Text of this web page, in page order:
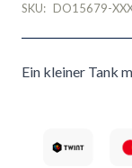
SKU: DO15679-
Ein kleiner Tank